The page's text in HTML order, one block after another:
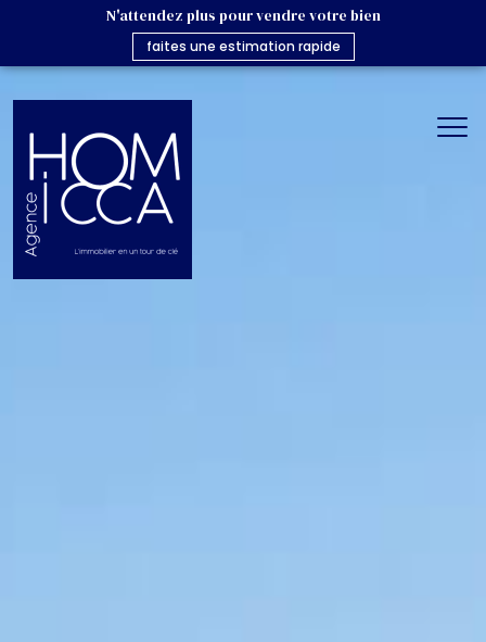
N'attendez plus pour vendre votre bien
faites une estimation rapide